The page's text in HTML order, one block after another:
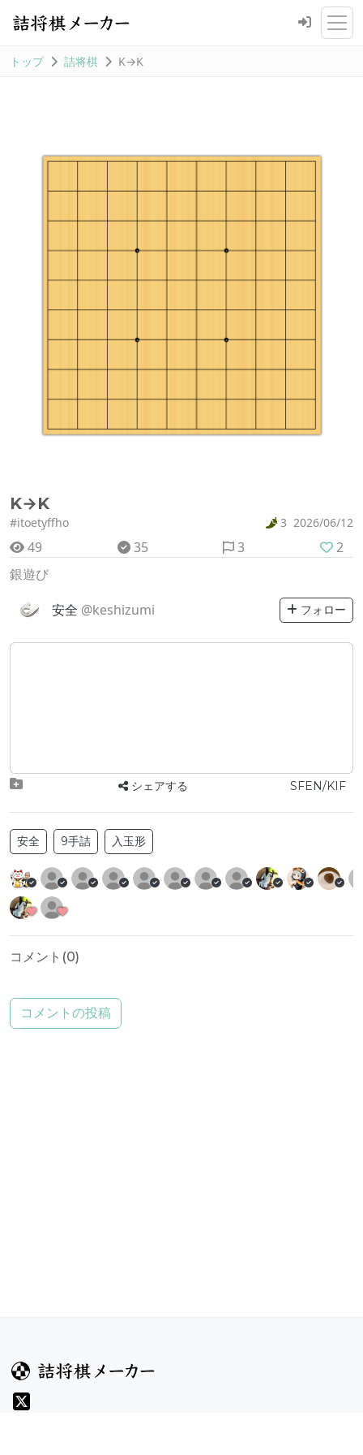
トップ 詰将棋 K→K
K→K
#itoetyffho 3 2026/06/12
49 35 3
2
銀遊び
安全 @keshizumi フォロー
シェアする SFEN/KIF
安全 9手詰 入玉形
コメント(0)
コメントの投稿